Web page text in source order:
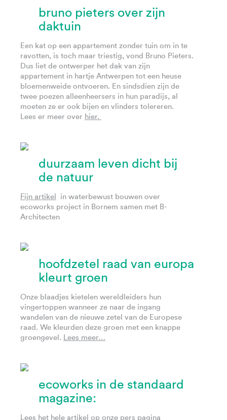
bruno pieters over zijn
daktuin
Een kat op een appartement zonder tuin om in te
ravotten, is toch maar triestig, vond Bruno Pieters.
Dus liet de ontwerper het dak van zijn
appartement in hartje Antwerpen tot een heuse
bloemenweide ontvoeren. En sindsdien zijn de
twee poezen alleenheersers in hun paradijs, al
moeten ze er ook bijen en vlinders tolereren.
Lees er meer over hier.
duurzaam leven dicht bij
de natuur
Fijn artikel
in waterbewust bouwen over
ecoworks project in Bornem samen met B-
Architecten
hoofdzetel raad van europa
kleurt groen
Onze blaadjes kietelen wereldleiders hun
vingertoppen wanneer ze naar de ingang
wandelen van de nieuwe zetel van de Europese
raad. We kleurden deze groen met een knappe
groengevel. Lees meer…
ecoworks in de standaard
magazine:
Lees het hele artikel op onze pers pagina